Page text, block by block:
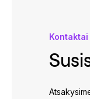
Kontaktai